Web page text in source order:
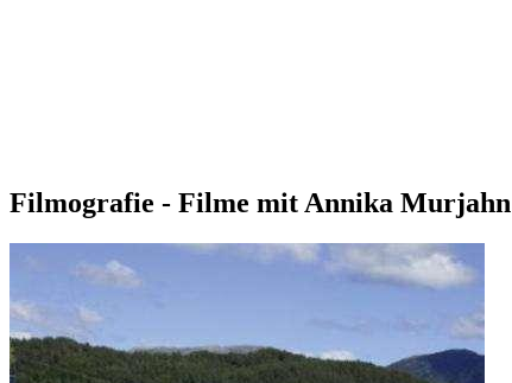
Filmografie - Filme mit Annika Murjahn